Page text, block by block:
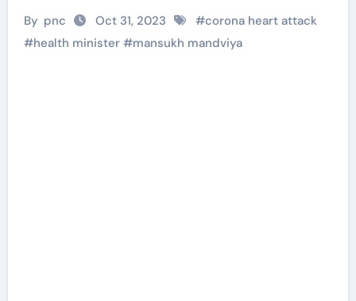
By pnc Oct 31, 2023 #corona heart attack
#health minister#mansukh mandviya